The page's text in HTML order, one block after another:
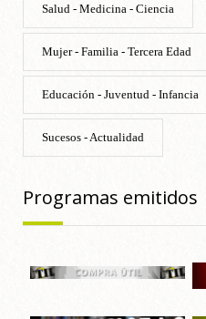
Salud - Medicina - Ciencia
Mujer - Familia - Tercera Edad
Educación - Juventud - Infancia
Sucesos - Actualidad
Programas emitidos